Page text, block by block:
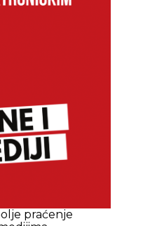
praćenje